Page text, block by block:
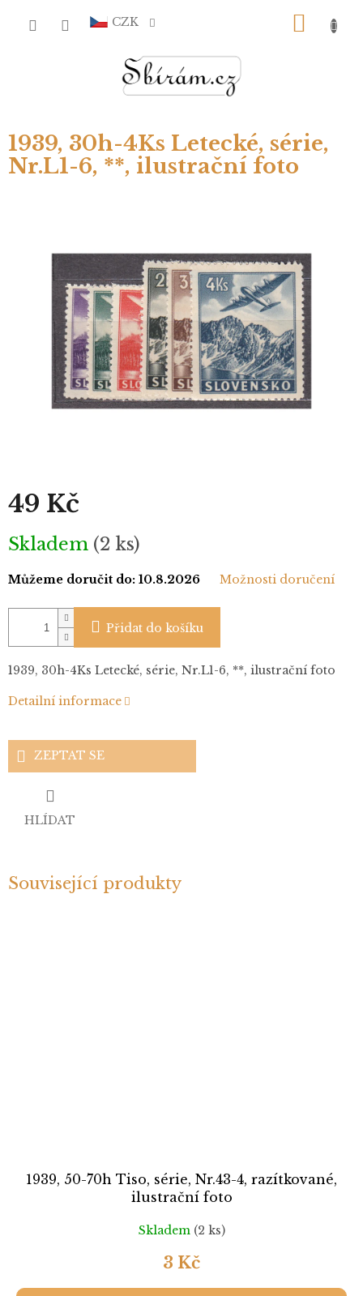
CZK
1939, 30h-4Ks Letecké, série,
Nr.L1-6, **, ilustrační foto
49 Kč
Měrná
cena:
Skladem (2 ks)
Můžeme doručit do: 10.8.2026 Možnosti doručení
Přidat do košíku
1939, 30h-4Ks Letecké, série, Nr.L1-6, **, ilustrační foto
Detailní informace
ZEPTAT SE
HLÍDAT
Související produkty
1939, 50-70h Tiso, série, Nr.43-4, razítkované,
ilustrační foto
Skladem (2 ks)
3 Kč